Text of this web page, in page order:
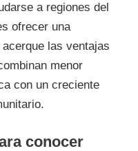
a regiones del
ofrecer una
las ventajas
menor
con un creciente
conocer